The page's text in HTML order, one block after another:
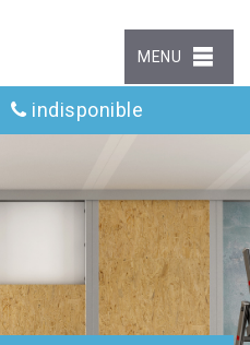
MENU
indisponible